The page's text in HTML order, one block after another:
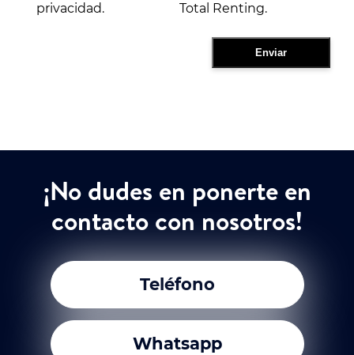
privacidad.
Total Renting.
¡No dudes en ponerte en
contacto con nosotros!
Teléfono
Whatsapp